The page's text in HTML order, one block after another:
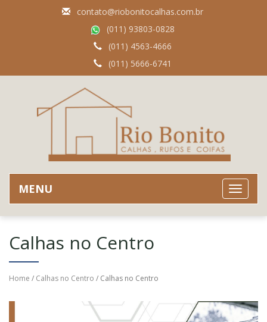
contato@riobonitocalhas.com.br
(011) 93803-0828
(011) 4563-4666
(011) 5666-6741
MENU
Calhas no Centro
Home / Calhas no Centro / Calhas no Centro